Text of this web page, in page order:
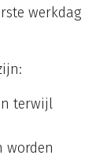
werkdag
terwijl
worden